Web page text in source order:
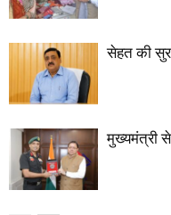
सेहत की
मुख्यमंत्री